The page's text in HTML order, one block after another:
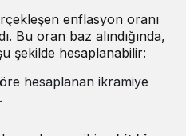
enflasyon oranı
Bu oran baz alındığında,
şekilde hesaplanabilir:
hesaplanan ikramiye